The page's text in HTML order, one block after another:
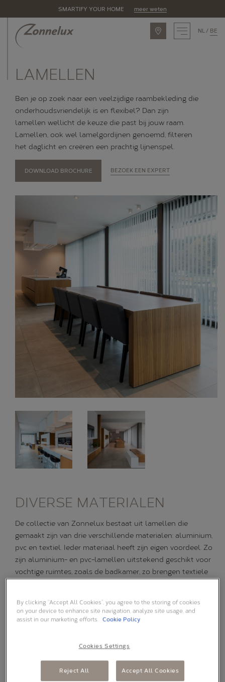
SMARTIFY YOUR HOME meer weten
Zonnelux producten
Piet Boon by Zonnelux
Alle producten
OPLOSSINGEN
Raamtypes
Ruimtes
Alle oplossingen
ONS VERHAAL
NL BE
LAMELLEN
Ben je op zoek naar een veelzijdige raambekleding die
onderhoudsvriendelijk is en flexibel? Dan zijn
lamellen wellicht de keuze die past bij jouw raam.
Lamellen, ook wel lamelgordijnen genoemd, filteren
het daglicht en creëren een prachtig lijnenspel.
DOWNLOAD BROCHURE BEZOEK EEN EXPERT
DIVERSE MATERIALEN
De collectie van Zonnelux bestaat uit lamellen die
gemaakt zijn van drie verschillende materialen: aluminium,
pvc en textiel. Ieder materiaal heeft zijn eigen voordeel. Zo
zijn aluminium- en pvc-lamellen uitstekend geschikt voor
vochtige ruimtes, zoals de badkamer, zo brengen textiele
dezelfde kleurtinten.
>BEKIJK NOG MEER INTERIEURINSPIRATIE
By clicking “Accept All Cookies”, you agree to the storing of cookies
on your device to enhance site navigation, analyze site usage, and
assist in our marketing efforts.
Cookie Policy
Cookies Settings
Reject All Accept All Cookies